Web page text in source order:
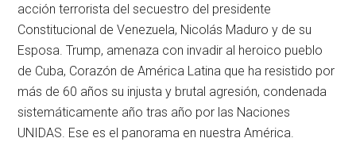
acción terrorista del secuestro del presidente
Constitucional de Venezuela, Nicolás Maduro y de su
Esposa. Trump, amenaza con invadir al heroico pueblo
de Cuba, Corazón de América Latina que ha resistido por
más de 60 años su injusta y brutal agresión, condenada
sistemáticamente año tras año por las Naciones
UNIDAS. Ese es el panorama en nuestra América.